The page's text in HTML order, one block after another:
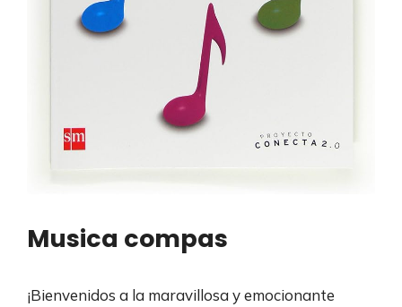
Musica compas
¡Bienvenidos a la maravillosa y emocionante